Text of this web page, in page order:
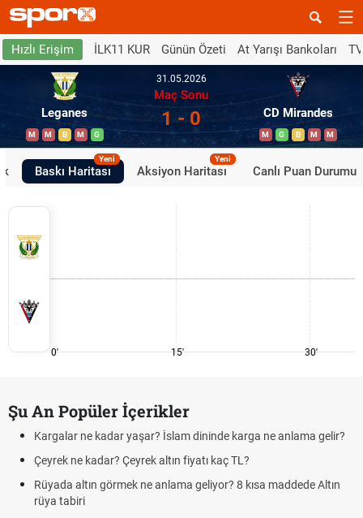
Hızlı Erişim İLK11 KUR Günün Özeti At Yarışı Bankoları
Leganes
M M B M G
31.05.2026
Maç Sonu
1 - 0 CD Mirandes
M G B M M
Baskı Haritası
Yeni
Aksiyon Haritası
Yeni
Canlı Puan Durumu
0' 15' 30'
Şu An Popüler İçerikler
Kargalar ne kadar yaşar? İslam dininde karga ne anlama gelir?
Çeyrek ne kadar? Çeyrek altın fiyatı kaç TL?
Rüyada altın görmek ne anlama geliyor? 8 kısa maddede Altın
rüya tabiri